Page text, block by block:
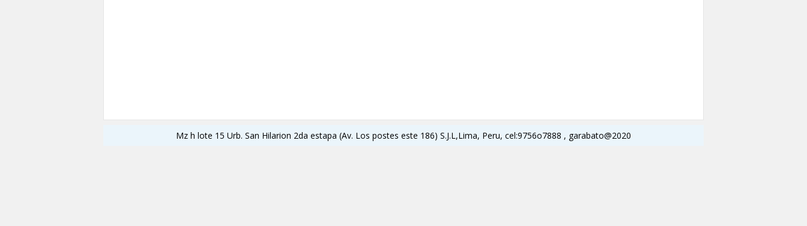
Mz h lote 15 Urb. San Hilarion 2da estapa (Av. Los postes este 186) S.J.L,Lima, Peru, cel:9756o7888 , garabato@2020